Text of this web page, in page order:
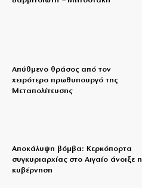
Απύθμενο θράσος από τον
χειρότερο πρωθυπουργό της
Μεταπολίτευσης
Αποκάλυψη βόμβα: Κερκόπορτα
συγκυριαρχίας στο Αιγαίο άνοιξε η
κυβέρνηση